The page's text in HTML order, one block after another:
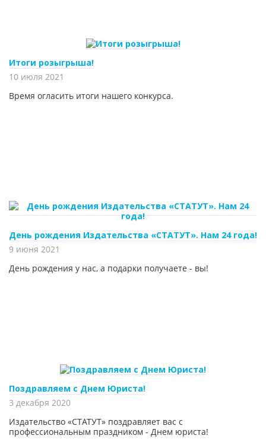
Итоги розыгрыша!
10 июля 2021
Время огласить итоги нашего конкурса.
День рождения Издательства «СТАТУТ». Нам 24 года!
9 июня 2021
День рождения у нас, а подарки получаете - вы!
Поздравляем с Днем Юриста!
3 декабря 2020
Издательство «СТАТУТ» поздравляет вас с
профессиональным праздником - Днем юриста!